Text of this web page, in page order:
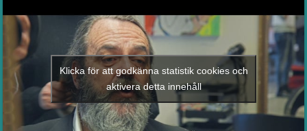
Klicka för att godkänna statistik cookies och
aktivera detta innehåll